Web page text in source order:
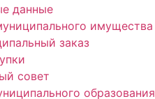
данные
имущества
заказ
совет
образования